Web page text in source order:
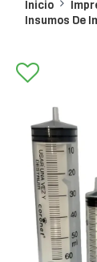
Inicio
Insumos De